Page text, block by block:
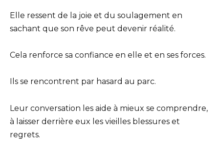
Elle ressent de la joie et du soulagement en
sachant que son rêve peut devenir réalité.
Cela renforce sa confiance en elle et en ses forces.
Ils se rencontrent par hasard au parc.
Leur conversation les aide à mieux se comprendre,
à laisser derrière eux les vieilles blessures et
regrets.